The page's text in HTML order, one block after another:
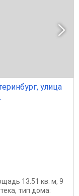
улица
13.51 кв. м, 9
тип дома: